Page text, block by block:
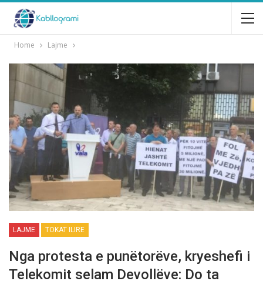
Home Lajme
LAJME TOKAT ILIRE
Nga protesta e punëtorëve, kryeshefi i
Telekomit selam Devollëve: Do ta